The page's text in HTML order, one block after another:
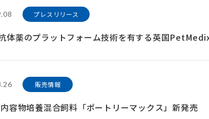
プレスリリース
体薬のプラットフォーム技術を有する英国
販売情報
容物培養混合飼料「ポートリーマックス」新発売